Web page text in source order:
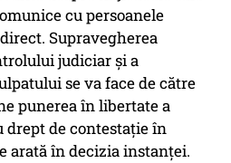
cu persoanele
Supravegherea
judiciar şi a
se va face de către
punerea în libertate a
de contestaţie în
arată în decizia instanţei.